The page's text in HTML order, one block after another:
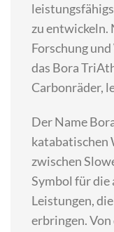
zu entwickeln.
Forschung
das Bora
Carbonräder,
Der Name
katabatischen
zwischen
Symbol für
Leistungen,
erbringen.